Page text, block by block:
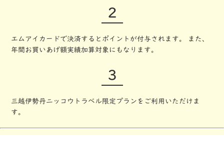
2
エムアイカードで決済するとポイントが付与されます。
また、
年間お買いあげ額実績加算対象にもなります。
3
三越伊勢丹ニッコウトラベル限定プランをご利用いただけま
す。